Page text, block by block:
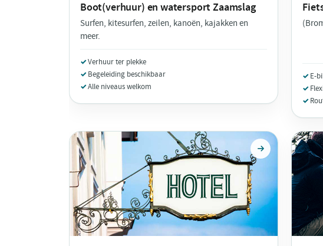
Boot(verhuur) en watersportZaamslag
Surfen, kitesurfen, zeilen, kanoën, kajakken en
meer.
Verhuur ter plekke
Begeleiding beschikbaar
Alle niveaus welkom
E-